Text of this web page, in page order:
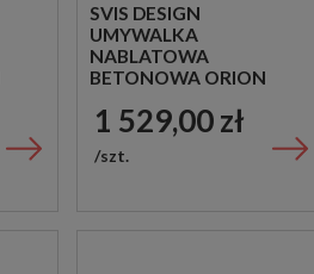
SVIS DESIGN
UMYWALKA
NABLATOWA
BETONOWA ORION
1 529,00 zł
szt.